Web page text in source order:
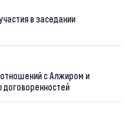
в заседании
с Алжиром и